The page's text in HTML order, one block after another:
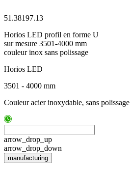
51.38197.13
Horios LED profil en forme U
sur mesure 3501-4000 mm
couleur inox sans polissage
Horios LED
3501 - 4000 mm
Couleur acier inoxydable, sans polissage
arrow_drop_up
arrow_drop_down
manufacturing